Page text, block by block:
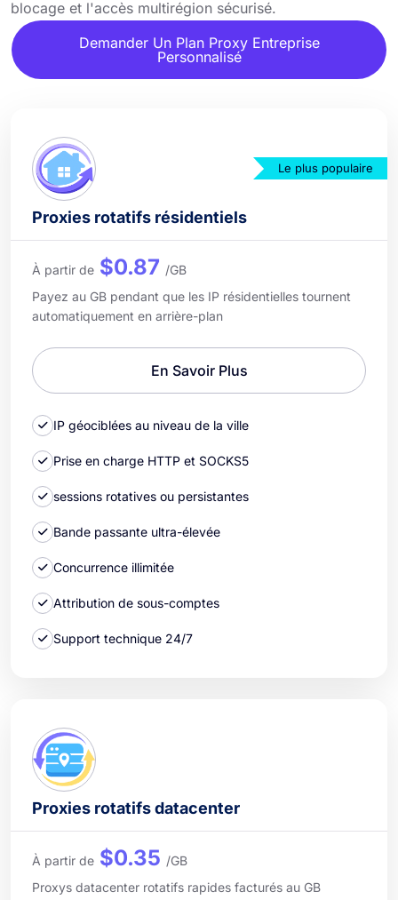
blocage et l'accès multirégion sécurisé.
Demander Un Plan Proxy Entreprise
Personnalisé
Le plus populaire
Proxies rotatifs résidentiels
À partir de $0.87 /GB
Payez au GB pendant que les IP résidentielles tournent
automatiquement en arrière-plan
En Savoir Plus
IP géociblées au niveau de la ville
Prise en charge HTTP et SOCKS5
sessions rotatives ou persistantes
Bande passante ultra-élevée
Concurrence illimitée
Attribution de sous-comptes
Support technique 24/7
Proxies rotatifs datacenter
À partir de $0.35 /GB
Proxys datacenter rotatifs rapides facturés au GB